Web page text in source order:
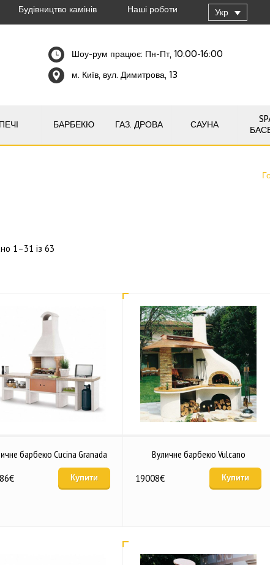
Будівництво камінів Наші роботи Укр
Шоу-рум працює: Пн-Пт, 10:00-16:00
м. Київ, вул. Димитрова, 13
ПЕЧІ БАРБЕКЮ ГАЗ. ДРОВА САУНА
1–31 із 63
барбекю Cucina Granada
€ Купити
Вуличне барбекю Vulcano
19008€ Купити